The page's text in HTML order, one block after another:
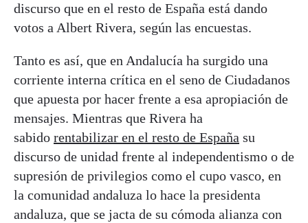
discurso que en el resto de España está dando
votos a Albert Rivera, según las encuestas.
Tanto es así, que en Andalucía ha surgido una
corriente interna crítica en el seno de Ciudadanos
que apuesta por hacer frente a esa apropiación de
mensajes. Mientras que Rivera ha
sabido rentabilizar en el resto de España su
discurso de unidad frente al independentismo o de
supresión de privilegios como el cupo vasco, en
la comunidad andaluza lo hace la presidenta
andaluza, que se jacta de su cómoda alianza con